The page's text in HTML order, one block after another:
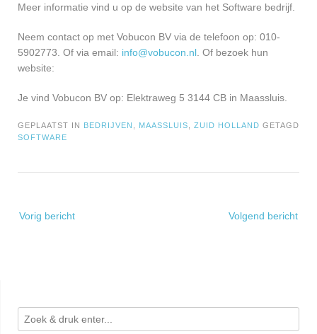
Meer informatie vind u op de website van het Software bedrijf.
Neem contact op met Vobucon BV via de telefoon op: 010-
5902773. Of via email: info@vobucon.nl . Of bezoek hun
website:
Je vind Vobucon BV op: Elektraweg 5 3144 CB in Maassluis.
GEPLAATST IN BEDRIJVEN MAASSLUIS ZUID HOLLAND GETAGD
SOFTWARE
navigatie
Vorig bericht Volgend bericht